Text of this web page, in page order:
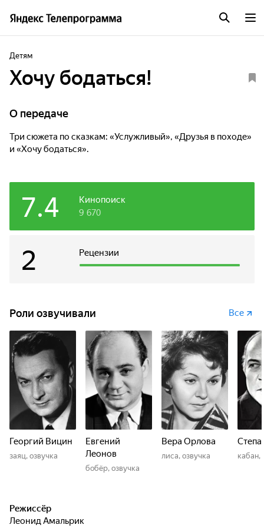
Детям
Хочу бодаться!
О передаче
Три сюжета по сказкам: «Услужливый», «Друзья в походе»
и «Хочу бодаться».
Кинопоиск
7.4 9 670
Рецензии
2
Роли озвучивали Все
Георгий Вицин
заяц, озвучка
Евгений
Леонов
бобёр, озвучка
Вера Орлова
лиса, озвучка кабан,
Режиссёр
Леонид Амальрик